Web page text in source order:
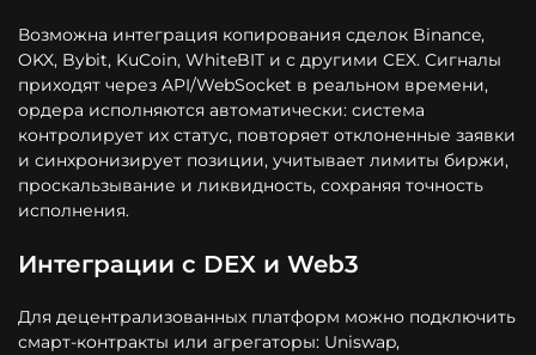
Возможна интеграция копирования сделок Binance,
OKX, Bybit, KuCoin, WhiteBIT и с другими CEX. Сигналы
приходят через API/WebSocket в реальном времени,
ордера исполняются автоматически: система
контролирует их статус, повторяет отклоненные заявки
и синхронизирует позиции, учитывает лимиты биржи,
проскальзывание и ликвидность, сохраняя точность
исполнения.
Интеграции с DEX и Web3
Для децентрализованных платформ можно подключить
смарт-контракты или агрегаторы: Uniswap,